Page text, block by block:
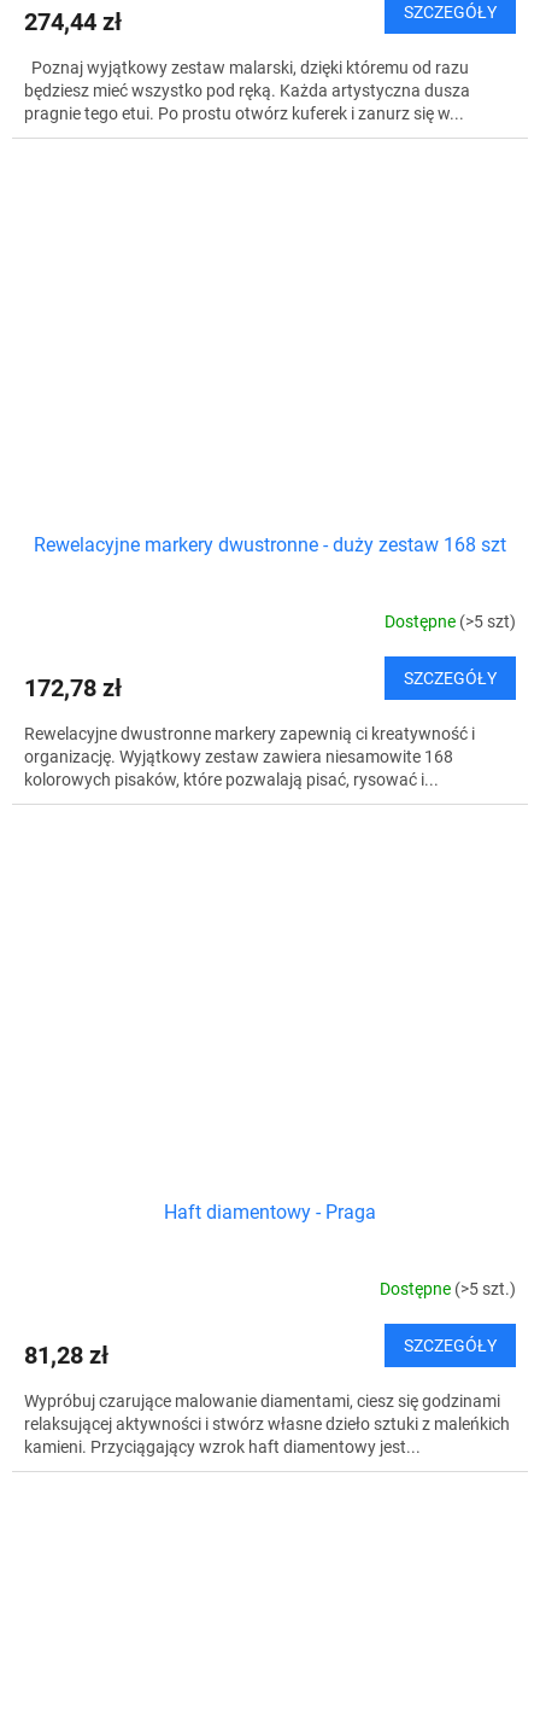
274,44 zł SZCZEGÓŁY
Poznaj wyjątkowy zestaw malarski, dzięki któremu od razu
będziesz mieć wszystko pod ręką. Każda artystyczna dusza
pragnie tego etui. Po prostu otwórz kuferek i zanurz się w...
Rewelacyjne markery dwustronne - duży zestaw 168 szt
Dostępne (>5 szt)
172,78 zł SZCZEGÓŁY
Rewelacyjne dwustronne markery zapewnią ci kreatywność i
organizację. Wyjątkowy zestaw zawiera niesamowite 168
kolorowych pisaków, które pozwalają pisać, rysować i...
Haft diamentowy - Praga
Dostępne (>5 szt.)
81,28 zł SZCZEGÓŁY
Wypróbuj czarujące malowanie diamentami, ciesz się godzinami
relaksującej aktywności i stwórz własne dzieło sztuki z maleńkich
kamieni. Przyciągający wzrok haft diamentowy jest...